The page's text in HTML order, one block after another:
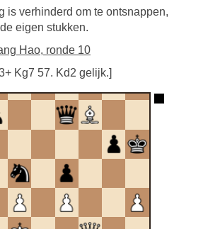
is verhinderd om te ontsnappen,
eigen stukken.
Hao, ronde 10
Kg7 57. Kd2 gelijk.]